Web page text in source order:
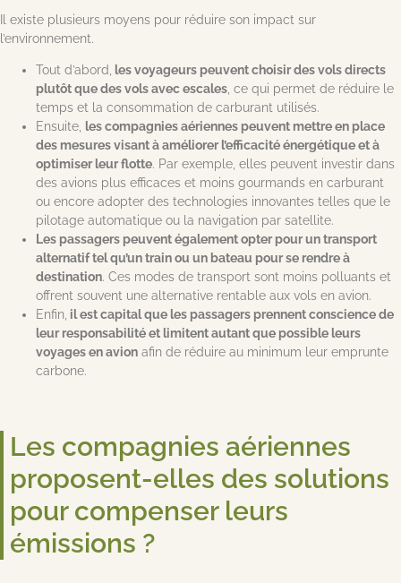
Il existe plusieurs moyens pour réduire son impact sur
l’environnement.
Tout d’abord, les voyageurs peuvent choisir des vols directs
plutôt que des vols avec escales, ce qui permet de réduire le
temps et la consommation de carburant utilisés.
Ensuite, les compagnies aériennes peuvent mettre en place
des mesures visant à améliorer l’efficacité énergétique et à
optimiser leur flotte. Par exemple, elles peuvent investir dans
des avions plus efficaces et moins gourmands en carburant
ou encore adopter des technologies innovantes telles que le
pilotage automatique ou la navigation par satellite.
Les passagers peuvent également opter pour un transport
alternatif tel qu’un train ou un bateau pour se rendre à
destination. Ces modes de transport sont moins polluants et
offrent souvent une alternative rentable aux vols en avion.
Enfin, il est capital que les passagers prennent conscience de
leur responsabilité et limitent autant que possible leurs
voyages en avion afin de réduire au minimum leur emprunte
carbone.
Les compagnies aériennes
proposent-elles des solutions
pour compenser leurs
émissions ?